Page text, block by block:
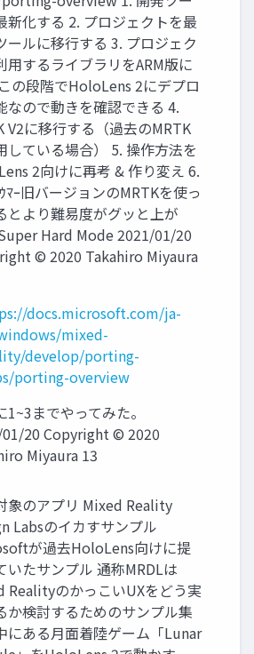
新化する 2. プロジェクトを最
ールに移行する 3. プロジェク
用するライブラリをARM版に
の段階でHoloLens 2にデプロ
なので動きを確認できる 4.
V2に移行する（過去のMRTK
している場合） 5. 操作方法を
2向けに再考 & 作り変え 6.
ﾏｰ旧バージョンのMRTKを使っ
とより難易度がグッと上が
Hard Mode 2021/01/20
© 2020 Takahiro Miyaura
docs.microsoft.com/ja-
mixed-
develop/porting-
porting-overview
1~3までやってみた。
20 Copyright © 2020
Miyaura 13
象のアプリ Mixed Reality
Labsのイカすサンプル
が過去HoloLens向けに提
いたサンプル 通称MRDLは
RealityのかっこいUXをどう実
か検討するためのサンプル集
にある月面着陸ゲーム「Lunar